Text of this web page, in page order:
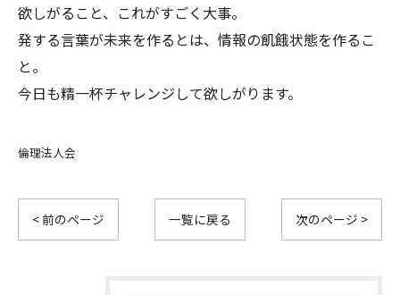
欲しがること、これがすごく大事。
発する言葉が未来を作るとは、情報の飢餓状態を作るこ
と。
今日も精一杯チャレンジして欲しがります。
倫理法人会
< 前のページ 一覧に戻る 次のページ >